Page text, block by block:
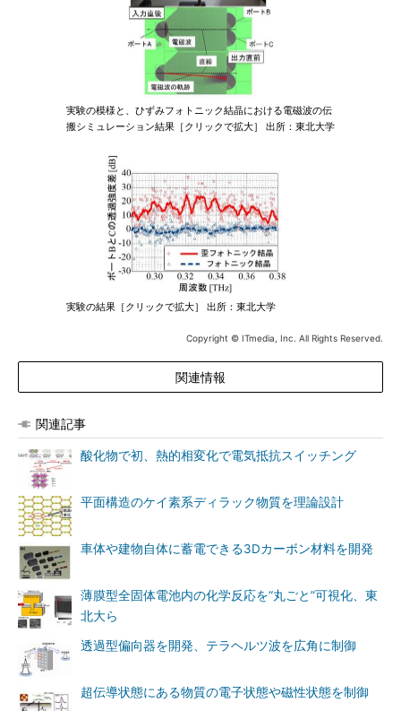
実験の模様と、ひずみフォトニック結晶における電磁波の伝
搬シミュレーション結果［クリックで拡大］ 出所：東北大学
実験の結果［クリックで拡大］ 出所：東北大学
Copyright © ITmedia, Inc. All Rights Reserved.
関連情報
関連記事
酸化物で初、熱的相変化で電気抵抗スイッチング
平面構造のケイ素系ディラック物質を理論設計
車体や建物自体に蓄電できる3Dカーボン材料を開発
薄膜型全固体電池内の化学反応を“丸ごと”可視化、東
北大ら
透過型偏向器を開発、テラヘルツ波を広角に制御
超伝導状態にある物質の電子状態や磁性状態を制御